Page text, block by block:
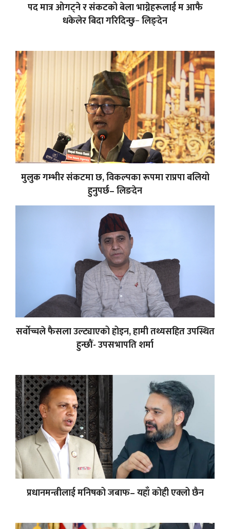
पद मात्र ओगट्ने र संकटको बेला भाग्नेहरूलाई म आफै
धकेलेर बिदा गरिदिन्छु− लिङ्देन
मुलुक गम्भीर संकटमा छ, विकल्पका रूपमा राप्रपा बलियो
हुनुपर्छ– लिङदेन
सर्वोच्चले फैसला उल्ट्याएको होइन, हामी तथ्यसहित उपस्थित
हुन्छौं- उपसभापति शर्मा
प्रधानमन्त्रीलाई मनिषको जबाफ– यहाँ कोही एक्लो छैन